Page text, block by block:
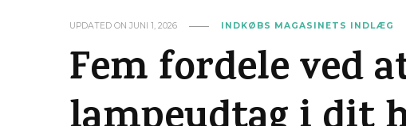
UPDATED ON JUNI 1, 2026 INDKØBS MAGASINETS INDLÆG
Fem fordele ved